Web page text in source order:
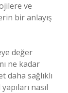
ve
bir anlayış
değer
ne kadar
daha sağlıklı
nasıl